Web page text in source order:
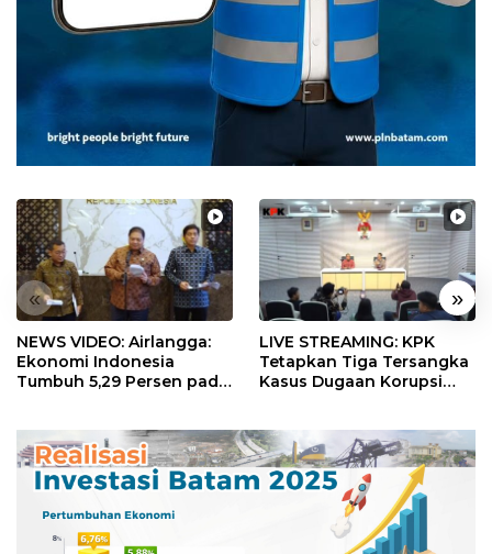
« »
NEWS VIDEO: Airlangga:
Ekonomi Indonesia
Tumbuh 5,29 Persen pada
LIVE STREAMING: KPK
Tetapkan Tiga Tersangka
Kasus Dugaan Korupsi